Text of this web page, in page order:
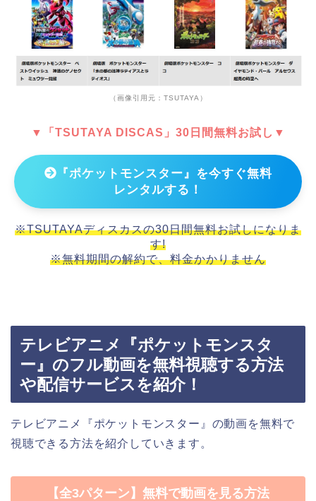
（画像引用元：TSUTAYA）
▼「TSUTAYA DISCAS」30日間無料お試し▼
『ポケットモンスター』を今すぐ無料
レンタルする！
※TSUTAYAディスカスの30日間無料お試しになりま
す!
※無料期間の解約で、料金かかりません
テレビアニメ『ポケットモンスタ
ー』のフル動画を無料視聴する方法
や配信サービスを紹介！
テレビアニメ『ポケットモンスター』の動画を無料で
視聴できる方法を紹介していきます。
【全3パターン】無料で動画を見る方法